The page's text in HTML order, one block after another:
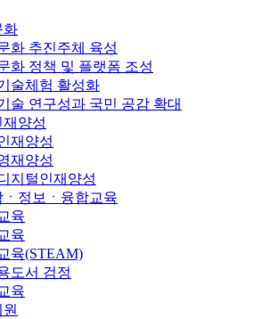
화
화 추진주체 육성
화 정책 및 플랫폼 조성
술체험 활성화
술 연구성과 국민 공감 확대
양성
재양성
재양성
지털인재양성
정보ㆍ융합교육
육
육
육(STEAM)
도서 검정
육